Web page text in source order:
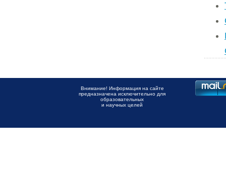
Внимание! Информация на сайте
предназначена исключительно для
образовательных
и научных целей